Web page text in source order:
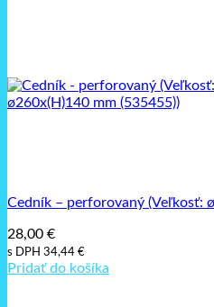
Cedník – perforovaný (Veľkosť:
28,00 €
s DPH 34,44 €
Pridať do košíka